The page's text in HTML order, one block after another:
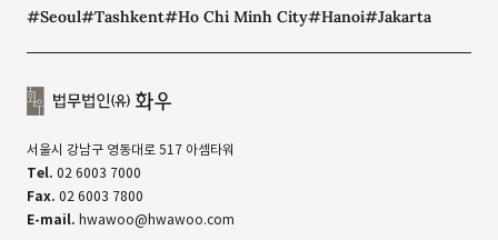
#Seoul#Tashkent#Ho Chi Minh City#Hanoi#Jakarta
서울시 강남구 영동대로 517 아셈타워
Tel. 02 6003 7000
Fax. 02 6003 7800
E-mail. hwawoo@hwawoo.com